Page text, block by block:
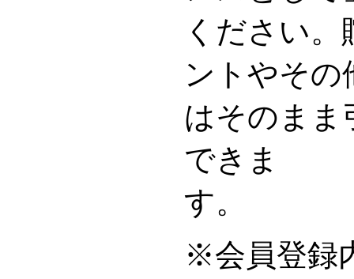
ください
ントやその
はそのまま
できま
※会員登録